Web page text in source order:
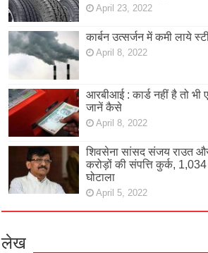
April 23, 2022
कार्बन उत्सर्जन में कमी लाये
April 8, 2022
आरबीआई : कार्ड नहीं है तो भी
जानें कैसे
April 8, 2022
शिवसेना सांसद संजय राउत
करोड़ों की संपत्ति कुर्क,
घोटाला
April 5, 2022
लेख